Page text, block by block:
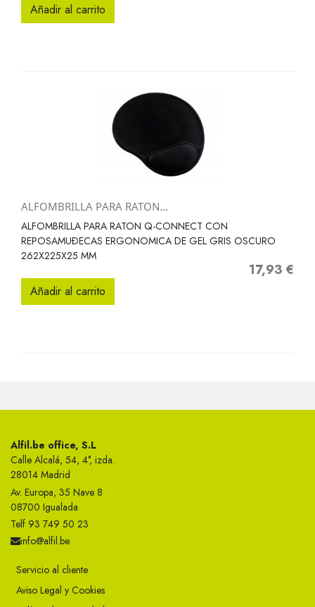
Añadir al carrito
ALFOMBRILLA PARA RATON...
ALFOMBRILLA PARA RATON Q-CONNECT CON
REPOSAMUÐECAS ERGONOMICA DE GEL GRIS OSCURO
262X225X25 MM
Precio
17,93 €
Añadir al carrito
Alfil.be office, S.L
Calle Alcalá, 54, 4°, izda.
28014 Madrid
Av. Europa, 35 Nave 8
08700 Igualada
Telf 93 749 50 23
info@alfil.be
Servicio al cliente
Aviso Legal y Cookies